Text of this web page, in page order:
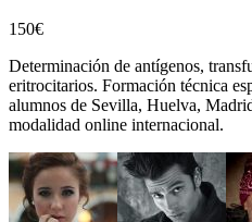
150€
Determinación de antígenos,
eritrocitarios. Formación técnica
alumnos de Sevilla, Huelva,
modalidad online internacional.